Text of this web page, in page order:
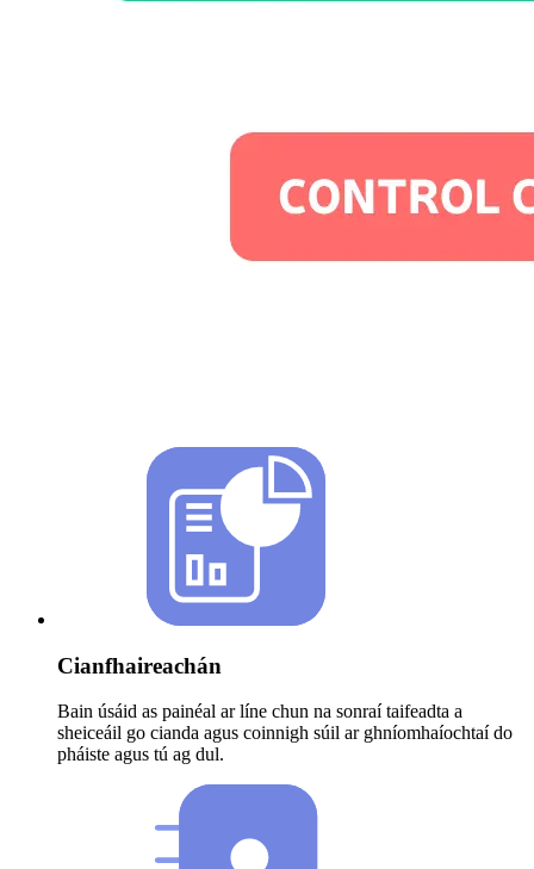
Cianfhaireachán
Bain úsáid as painéal ar líne chun na sonraí taifeadta a
sheiceáil go cianda agus coinnigh súil ar ghníomhaíochtaí do
pháiste agus tú ag dul.